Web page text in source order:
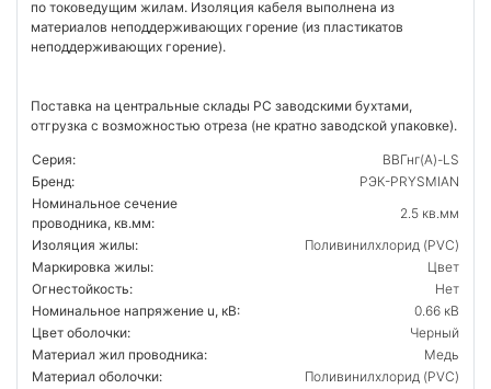
по токоведущим жилам. Изоляция кабеля выполнена из
материалов неподдерживающих горение (из пластикатов
неподдерживающих горение).
Поставка на центральные склады РС заводскими бухтами,
отгрузка с возможностью отреза (не кратно заводской упаковке).
Серия:
ВВГнг(А)-LS
Бренд:
РЭК-PRYSMIAN
Номинальное сечение
проводника, кв.мм:
2.5 кв.мм
Изоляция жилы:
Поливинилхлорид (PVC)
Маркировка жилы:
Цвет
Огнестойкость:
Нет
Номинальное напряжение u, кВ:
0.66 кВ
Цвет оболочки:
Черный
Материал жил проводника:
Медь
Материал оболочки:
Поливинилхлорид (PVC)